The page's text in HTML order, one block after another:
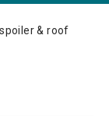
& roof